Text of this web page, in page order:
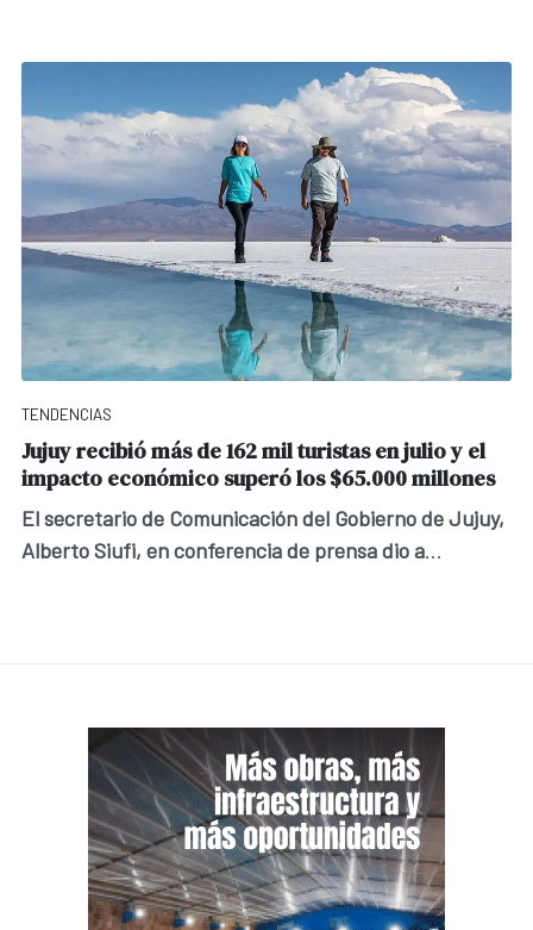
TENDENCIAS
Jujuy recibió más de 162 mil turistas en julio y el
impacto económico superó los $65.000 millones
El secretario de Comunicación del Gobierno de Jujuy,
Alberto Siufi, en conferencia de prensa dio a...